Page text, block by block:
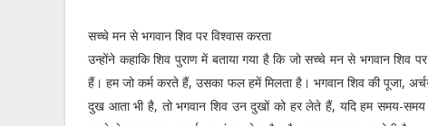
सच्चे मन से भगवान शिव पर विश्वास करता
उन्होंने कहाकि शिव पुराण में बताया गया है कि जो सच्चे मन से भगवान
हैं। हम जो कर्म करते हैं, उसका फल हमें मिलता है। भगवान शिव की पूजा,
दुख आता भी है, तो भगवान शिव उन दुखों को हर लेते हैं, यदि हम समय-समय